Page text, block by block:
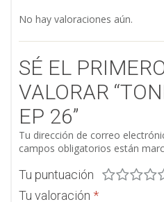
No hay valoraciones aún.
SÉ EL
VALORAR
EP 26”
Tu dirección de correo
campos obligatorios están
Tu puntuación
Tu valoración *